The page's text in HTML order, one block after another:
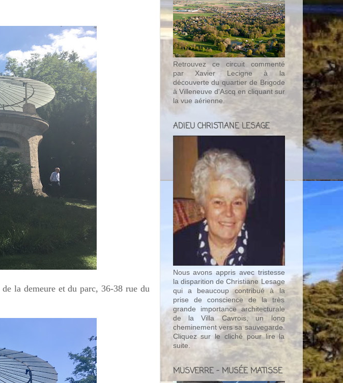
la demeure et du parc, 36-38 rue du
Retrouvez ce circuit commenté
par Xavier Lecigne à la
découverte du quartier de Brigode
à Villeneuve d'Ascq en cliquant sur
la vue aérienne.
ADIEU CHRISTIANE LESAGE
Nous avons appris avec tristesse
la disparition de Christiane Lesage
qui a beaucoup contribué à la
prise de conscience de la très
grande importance architecturale
de la Villa Cavrois, un long
cheminement vers sa sauvegarde.
Cliquez sur le cliché pour lire la
suite.
MUSVERRE - MUSÉE MATISSE